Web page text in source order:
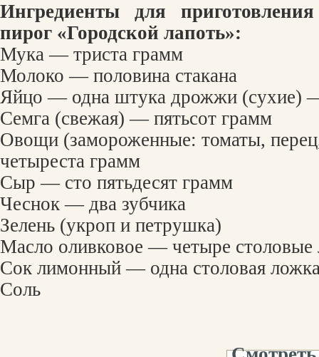
Ингредиенты для
пирог «Городской лапоть»:
Мука — триста грамм
Молоко — половина стакана
Яйцо — одна штука дрожжи (сухие)
Семга (свежая) — пятьсот грамм
Овощи (замороженные: томаты,
четыреста грамм
Сыр — сто пятьдесят грамм
Чеснок — два зубчика
Зелень (укроп и петрушка)
Масло оливковое — четыре столовые
Сок лимонный — одна столовая
Соль